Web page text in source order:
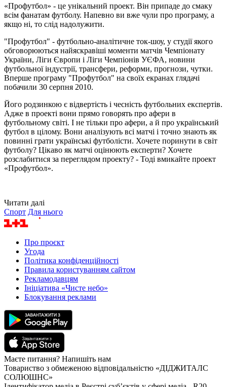
«Профутбол» - це унікальний проект. Він припаде до смаку
всім фанатам футболу. Напевно ви вже чули про програму, а
якщо ні, то слід надолужити.
"Профутбол" - футбольно-аналітичне ток-шоу, у студії якого
обговорюються найяскравіші моменти матчів Чемпіонату
України, Ліги Європи і Ліги Чемпіонів УЄФА, новини
футбольної індустрії, трансфери, реформи, прогнози, чутки.
Вперше програму "Профутбол" на своїх екранах глядачі
побачили 30 серпня 2010.
Його родзинкою є відвертість і чесність футбольних експертів.
Адже в проекті вони прямо говорять про афери в
футбольному світі. І не тільки про афери, а й про український
футбол в цілому. Вони аналізують всі матчі і точно знають як
повинні грати українські футболісти. Хочете поринути в світ
футболу? Цікаво як матчі оцінюють експерти? Хочете
розслабитися за переглядом проекту? - Тоді вмикайте проект
«Профутбол».
Читати далі
Спорт Для нього
Про проєкт
Угода
Політика конфіденційності
Правила користуванням сайтом
Рекламодавцям
Ініціатива «Чисте небо»
Блокування реклами
Маєте питання? Напишіть нам
Товариство з обмеженою відповідальністю «ДІДЖИТАЛС
СОЛЮШНС»